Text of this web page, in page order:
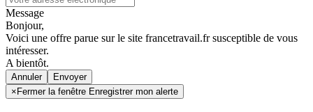
Message
Bonjour,
Voici une offre parue sur le site francetravail.fr susceptible de vous
intéresser.
A bientôt.
Annuler
× Fermer la fenêtre Enregistrer mon alerte